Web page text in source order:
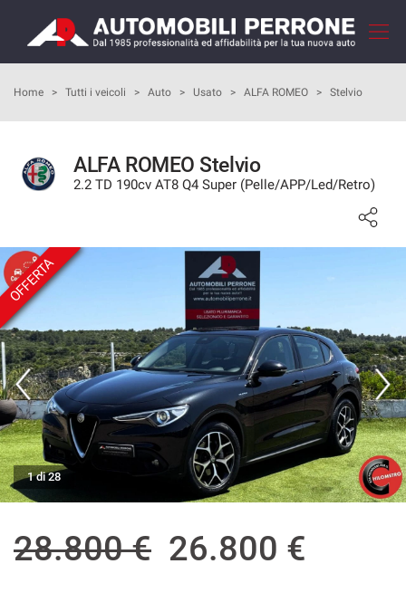
HOME
COME ACQUISTARE
RECENSIONI
LISTA VEICOLI
VENDI LA TUA AUTO
ASSISTENZA POST VENDITA
CONTATTI
NEWS
Home > Tutti i veicoli > Auto > Usato > ALFA ROMEO > Stelvio
ALFA ROMEO Stelvio
2.2 TD 190cv AT8 Q4 Super (Pelle/APP/Led/Retro)
OFFERTA
1 di 28
28.800 € 26.800 €
tue
preferenze
di
seguente
pannello
ti
esprimere
le
tue
preferenze
consenso
alle
tecnologie
di
tracciamento
che
adottiamo
per
offrire
le
e
svolgere